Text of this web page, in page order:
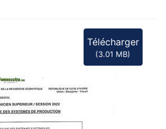
Télécharger
(3.01 MB)